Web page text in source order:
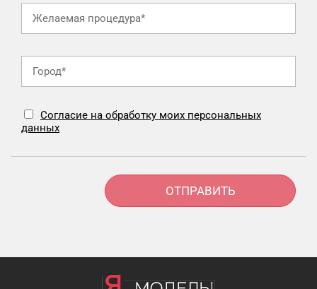
Согласие на обработку моих персональных
данных